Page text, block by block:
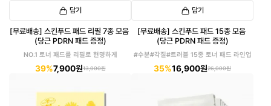
담기
[무료배송] 스킨푸드 패드 리필 7종 모음
(당근 PDRN 패드 증정)
NO.1 토너 패드를 리필로 현명하게
39%7,900원13,000원
담기
[무료배송] 스킨푸드 패드 15종 모음
(당근 PDRN 패드 증정)
#수분#각질#트러블 15종 토너 패드 라인업
35%16,900원26,000원